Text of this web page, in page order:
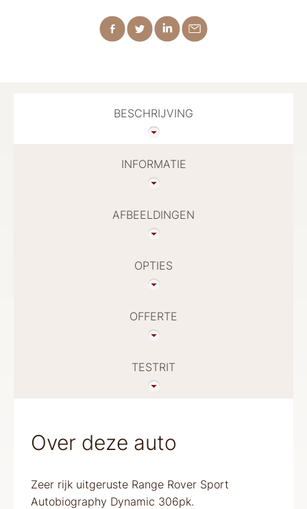
BESCHRIJVING
INFORMATIE
AFBEELDINGEN
OPTIES
OFFERTE
TESTRIT
Over deze auto
Zeer rijk uitgeruste Range Rover Sport
Autobiography Dynamic 306pk.